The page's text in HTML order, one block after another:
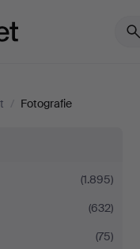
/ Fotografie
(1.895)
(632)
(75)